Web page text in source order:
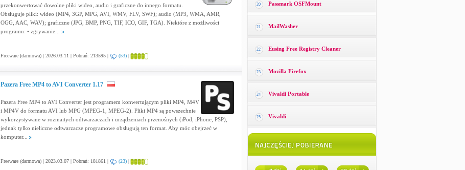
przekonwertować dowolne pliki wideo, audio i graficzne do innego formatu.
Obsługuje pliki: wideo (MP4, 3GP, MPG, AVI, WMV, FLV, SWF); audio (MP3, WMA, AMR,
OGG, AAC, WAV); graficzne (JPG, BMP, PNG, TIF, ICO, GIF, TGA). Niektóre z możliwości
programu: • zgrywanie...
Freeware (darmowa) | 2026.03.11 | Pobrań: 213595 | (53)|
Pazera Free MP4 to AVI Converter 1.17
Pazera Free MP4 to AVI Converter jest programem konwertującym pliki MP4, M4V
i MP4V do formatu AVI lub MPG (MPEG-1, MPEG-2). Pliki MP4 są powszechnie
wykorzystywane w rozmaitych odtwarzaczach i urządzeniach przenośnych (iPod, iPhone, PSP),
jednak tylko nieliczne odtwarzacze programowe obsługują ten format. Aby móc obejrzeć w
komputer...
Freeware (darmowa) | 2023.03.07 | Pobrań: 181861 | (23)|
20 Passmark OSFMount
21 MailWasher
22 Eusing Free Registry Cleaner
23 Mozilla Firefox
24 Vivaldi Portable
25 Vivaldi